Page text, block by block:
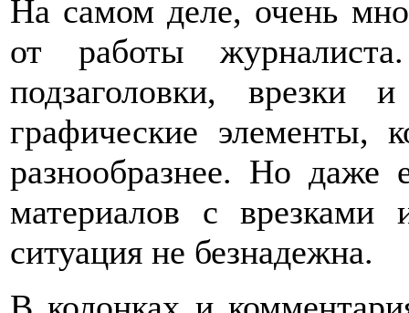
На самом деле, очень
от работы
подзаголовки,
графические элементы,
разнообразнее. Но даже
материалов с врезками
ситуация не безнадежна.